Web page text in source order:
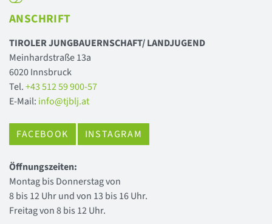
ANSCHRIFT
TIROLER JUNGBAUERNSCHAFT/ LANDJUGEND
Meinhardstraße 13a
6020 Innsbruck
Tel.+43 512 59 900-57
E-Mail: info@tjblj.at
FACEBOOK INSTAGRAM
Öffnungszeiten:
Montag bis Donnerstag von
8 bis 12 Uhr und von 13 bis 16 Uhr.
Freitag von 8 bis 12 Uhr.